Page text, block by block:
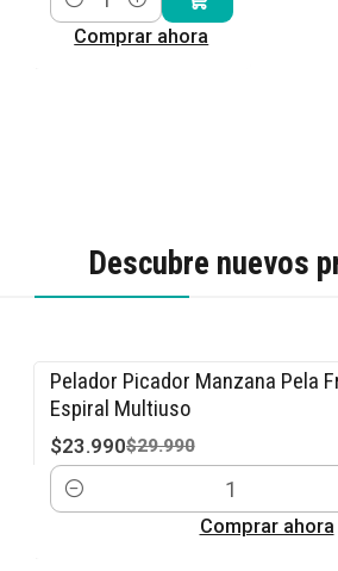
Cantidad
Comprar ahora
Descubre nuevos
-20% OFF
Pelador Picador Manzana Pela
Espiral Multiuso
$23.990$29.990
Cantidad
Comprar ahora